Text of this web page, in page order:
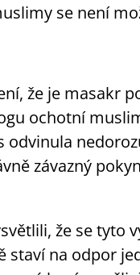
se není
že je masakr
ochotní
odvinula
závazný
že se tyto
staví na odpor